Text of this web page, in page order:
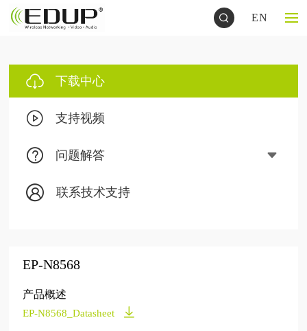
EN
下载中心
支持视频
问题解答
联系技术支持
EP-N8568
产品概述
EP-N8568_Datasheet